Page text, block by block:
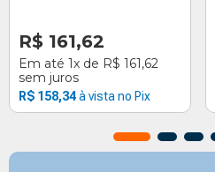
R$ 161,62
Em até 1x R$ 161,62
sem juros
R$ 158,34